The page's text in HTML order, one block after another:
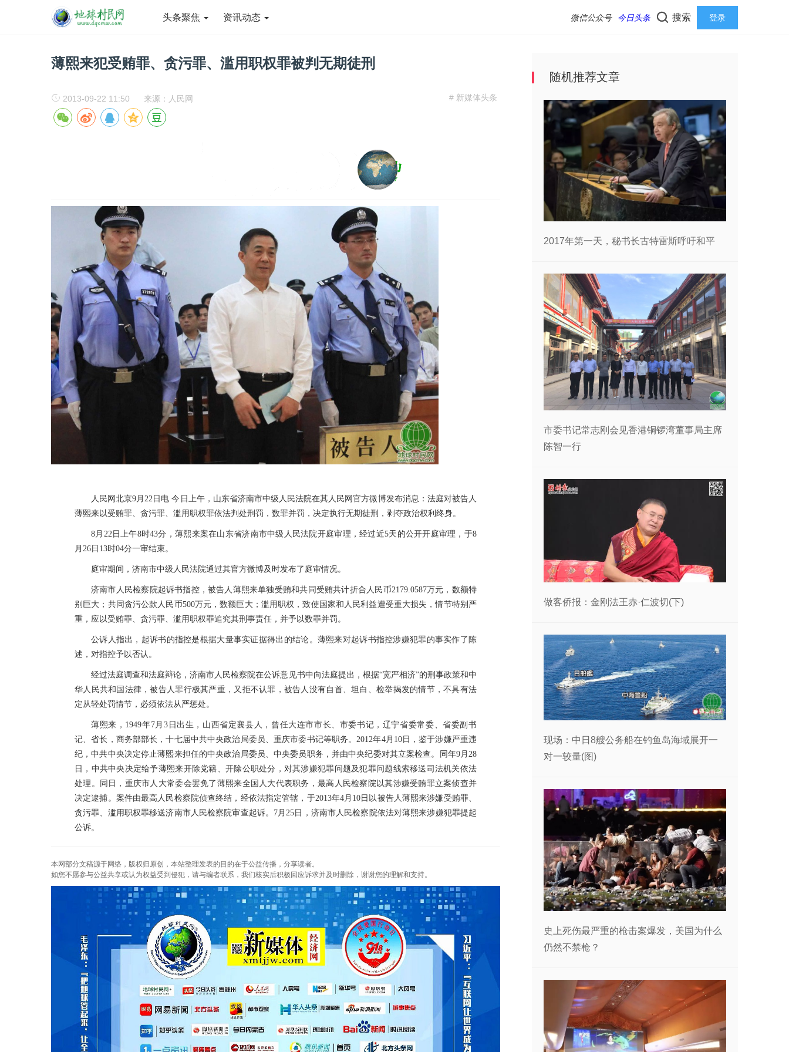
头条聚焦 资讯动态 微信公众号 今日头条 搜索 登录
薄熙来犯受贿罪、贪污罪、滥用职权罪被判无期徒刑
# 新媒体头条
2013-09-22 11:50 来源：人民网
人民网北京9月22日电 今日上午，山东省济南市中级人民法院在其人民网官方微博发布消息：法庭对被告人
薄熙来以受贿罪、贪污罪、滥用职权罪依法判处刑罚，数罪并罚，决定执行无期徒刑，剥夺政治权利终身。
8月22日上午8时43分，薄熙来案在山东省济南市中级人民法院开庭审理，经过近5天的公开开庭审理，于8
月26日13时04分一审结束。
庭审期间，济南市中级人民法院通过其官方微博及时发布了庭审情况。
济南市人民检察院起诉书指控，被告人薄熙来单独受贿和共同受贿共计折合人民币2179.0587万元，数额特
别巨大；共同贪污公款人民币500万元，数额巨大；滥用职权，致使国家和人民利益遭受重大损失，情节特别严
重，应以受贿罪、贪污罪、滥用职权罪追究其刑事责任，并予以数罪并罚。
公诉人指出，起诉书的指控是根据大量事实证据得出的结论。薄熙来对起诉书指控涉嫌犯罪的事实作了陈
述，对指控予以否认。
经过法庭调查和法庭辩论，济南市人民检察院在公诉意见书中向法庭提出，根据“宽严相济”的刑事政策和中
华人民共和国法律，被告人罪行极其严重，又拒不认罪，被告人没有自首、坦白、检举揭发的情节，不具有法
定从轻处罚情节，必须依法从严惩处。
薄熙来，1949年7月3日出生，山西省定襄县人，曾任大连市市长、市委书记，辽宁省委常委、省委副书
记、省长，商务部部长，十七届中共中央政治局委员、重庆市委书记等职务。2012年4月10日，鉴于涉嫌严重违
纪，中共中央决定停止薄熙来担任的中央政治局委员、中央委员职务，并由中央纪委对其立案检查。同年9月28
日，中共中央决定给予薄熙来开除党籍、开除公职处分，对其涉嫌犯罪问题及犯罪问题线索移送司法机关依法
处理。同日，重庆市人大常委会罢免了薄熙来全国人大代表职务，最高人民检察院以其涉嫌受贿罪立案侦查并
决定逮捕。案件由最高人民检察院侦查终结，经依法指定管辖，于2013年4月10日以被告人薄熙来涉嫌受贿罪、
贪污罪、滥用职权罪移送济南市人民检察院审查起诉。7月25日，济南市人民检察院依法对薄熙来涉嫌犯罪提起
公诉。
本网部分文稿源于网络，版权归原创，本站整理发表的目的在于公益传播，分享读者。
如您不愿参与公益共享或认为权益受到侵犯，请与编者联系，我们核实后积极回应诉求并及时删除，谢谢您的理解和支持。
随机推荐文章
2017年第一天，秘书长古特雷斯呼吁和平
市委书记常志刚会见香港铜锣湾董事局主席
陈智一行
做客侨报：金刚法王赤·仁波切(下)
现场：中日8艘公务船在钓鱼岛海域展开一
对一较量(图)
史上死伤最严重的枪击案爆发，美国为什么
仍然不禁枪？